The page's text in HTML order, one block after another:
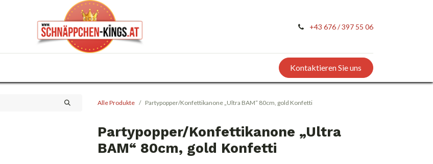
+43 676 / 397 55 06
Kontaktieren Sie uns
Alle Produkte Partypopper/Konfettikanone „Ultra BAM“ 80cm, gold Konfetti
Partypopper/Konfettikanone „Ultra
BAM“ 80cm, gold Konfetti